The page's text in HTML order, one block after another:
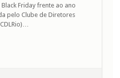
Friday frente ao ano
pelo Clube de Diretores